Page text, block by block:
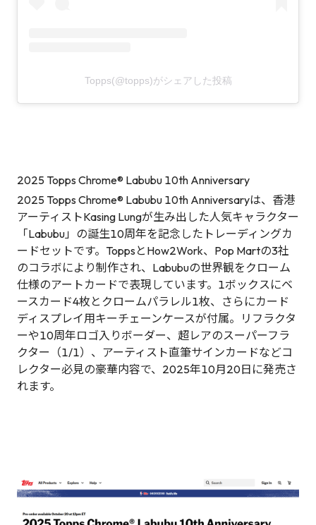
Topps(@topps)がシェアした投稿
2025 Topps Chrome® Labubu 10th Anniversary
2025 Topps Chrome® Labubu 10th Anniversaryは、香港
アーティストKasing Lungが生み出した人気キャラクター
「Labubu」の誕生10周年を記念したトレーディングカ
ードセットです。ToppsとHow2Work、Pop Martの3社
のコラボにより制作され、Labubuの世界観をクローム
仕様のアートカードで表現しています。1ボックスにベ
ースカード4枚とクロームパラレル1枚、さらにカード
ディスプレイ用キーチェーンケースが付属。リフラクタ
ーや10周年ロゴ入りボーダー、超レアのスーパーフラ
クター（1/1）、アーティスト直筆サインカードなどコ
レクター必見の豪華内容で、2025年10月20日に発売さ
れます。